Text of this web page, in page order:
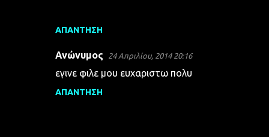
ΑΠΆΝΤΗΣΗ
Ανώνυμος 24 Απριλίου, 2014 20:16
εγινε φιλε μου ευχαριστω πολυ
ΑΠΆΝΤΗΣΗ